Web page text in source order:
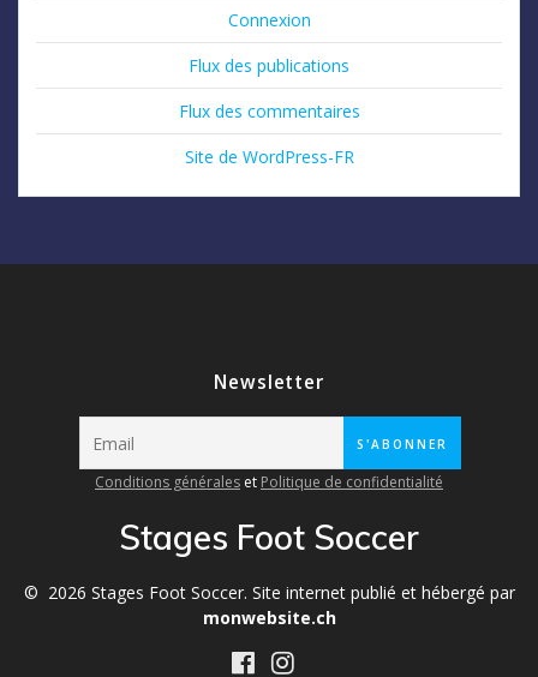
Connexion
Flux des publications
Flux des commentaires
Site de WordPress-FR
Newsletter
Conditions générales et Politique de confidentialité
Stages Foot Soccer
© 2026 Stages Foot Soccer. Site internet publié et hébergé par
monwebsite.ch